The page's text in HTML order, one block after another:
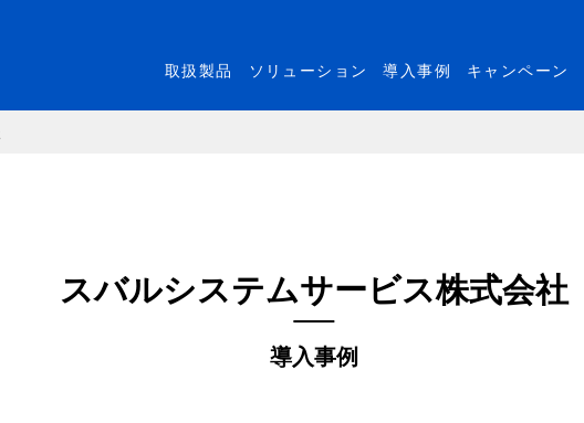
取扱製品 ソリューション 導入事例 キャンペーン
導入事例
スバルシステムサービス株式会社